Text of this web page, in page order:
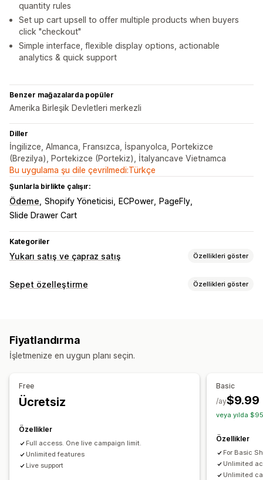
quantity rules
Set up cart upsell to offer multiple products when buyers
click "checkout"
Simple interface, flexible display options, actionable
analytics & quick support
Benzer mağazalarda popüler
Amerika Birleşik Devletleri merkezli
Diller
İngilizce, Almanca, Fransızca, İspanyolca, Portekizce
(Brezilya), Portekizce (Portekiz), İtalyancave Vietnamca
Bu uygulama şu dile çevrilmedi:Türkçe
Şunlarla birlikte çalışır:
Ödeme Shopify Yöneticisi ECPower
PageFly
Slide Drawer Cart
Kategoriler
Yukarı satış ve çapraz satış Özellikleri göster
Özelleştirme
Çoklu dil Özel kurallar
Ücretsiz hediyeler
Ürün önerileri
Genellikle birlikte satın alınan ürünler
Analizler
Tıklama oranı
Dönüşüm oranları
Sepet özelleştirme Özellikleri göster
Yukarı satış
Ödeme sayfası özelleştirme
Otomatik indirimler
Çoklu dil
Fiyatlandırma
İşletmenize en uygun planı seçin.
Free
Ücretsiz
Özellikler
Full access. One live campaign limit.
Unlimited features
Live support
Basic
$9.99
/ay
veya yılda
Özellikler
For Basic
Unlimited
Unlimited